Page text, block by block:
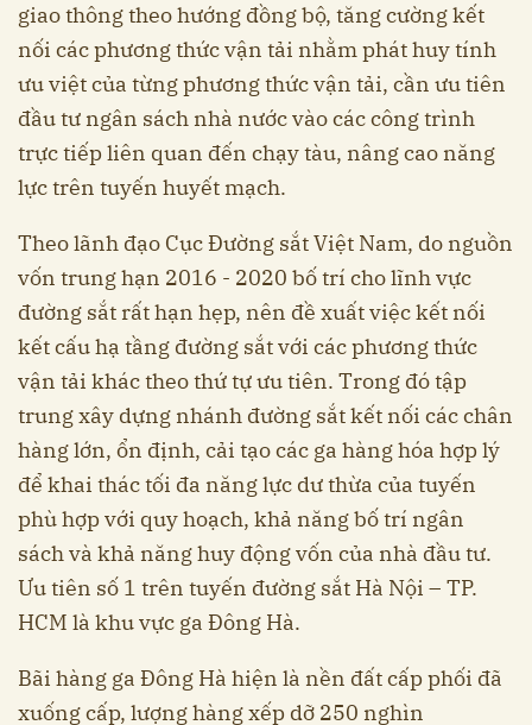
giao thông theo hướng đồng bộ, tăng cường kết
nối các phương thức vận tải nhằm phát huy tính
ưu việt của từng phương thức vận tải, cần ưu tiên
đầu tư ngân sách nhà nước vào các công trình
trực tiếp liên quan đến chạy tàu, nâng cao năng
lực trên tuyến huyết mạch.
Theo lãnh đạo Cục Đường sắt Việt Nam, do nguồn
vốn trung hạn 2016 - 2020 bố trí cho lĩnh vực
đường sắt rất hạn hẹp, nên đề xuất việc kết nối
kết cấu hạ tầng đường sắt với các phương thức
vận tải khác theo thứ tự ưu tiên. Trong đó tập
trung xây dựng nhánh đường sắt kết nối các chân
hàng lớn, ổn định, cải tạo các ga hàng hóa hợp lý
để khai thác tối đa năng lực dư thừa của tuyến
phù hợp với quy hoạch, khả năng bố trí ngân
sách và khả năng huy động vốn của nhà đầu tư.
Ưu tiên số 1 trên tuyến đường sắt Hà Nội – TP.
HCM là khu vực ga Đông Hà.
Bãi hàng ga Đông Hà hiện là nền đất cấp phối đã
xuống cấp, lượng hàng xếp dỡ 250 nghìn